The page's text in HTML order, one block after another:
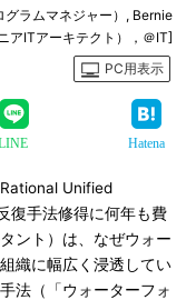
ラムマネジャー）, Bernie
アITアーキテクト），＠IT]
PC用表示
Hatena
Unified
復手法修得に何年も費
ント）は、なぜウォー
織に幅広く浸透してい
法（「ウォーターフォ